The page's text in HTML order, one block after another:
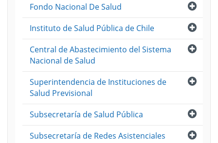
Abrir
Fondo Nacional De Salud
Abrir
Instituto de Salud Pública de Chile
Abrir
Central de Abastecimiento del Sistema
Nacional de Salud
Abrir
Superintendencia de Instituciones de
Salud Previsional
Abrir
Subsecretaría de Salud Pública
Abrir
Subsecretaría de Redes Asistenciales